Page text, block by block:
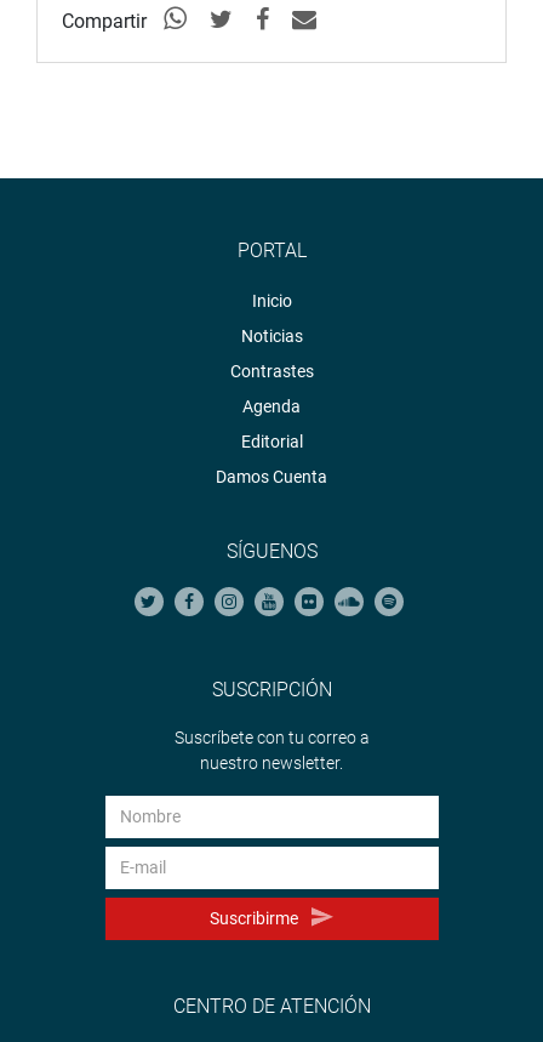
Compartir
PORTAL
Inicio
Noticias
Contrastes
Agenda
Editorial
Damos Cuenta
SÍGUENOS
SUSCRIPCIÓN
Suscríbete con tu correo a
nuestro newsletter.
Suscribirme
CENTRO DE ATENCIÓN